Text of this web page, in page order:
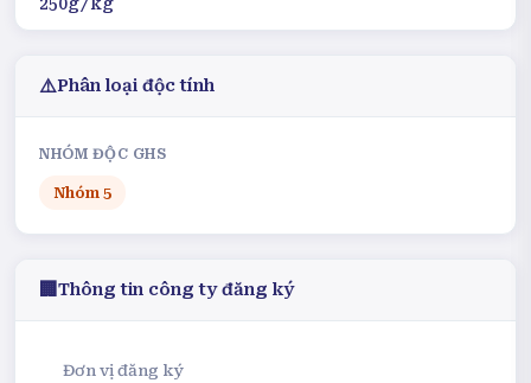
⚠️Phân loại độc tính
NHÓM ĐỘC GHS
Nhóm 5
🏢 Thông tin công ty đăng ký
Đơn vị đăng ký